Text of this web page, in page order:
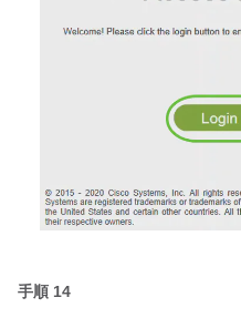
手順 14